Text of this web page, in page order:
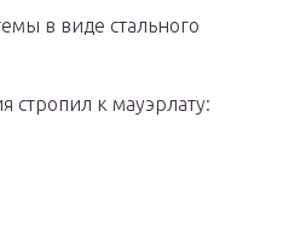
в виде стального
стропил к мауэрлату: